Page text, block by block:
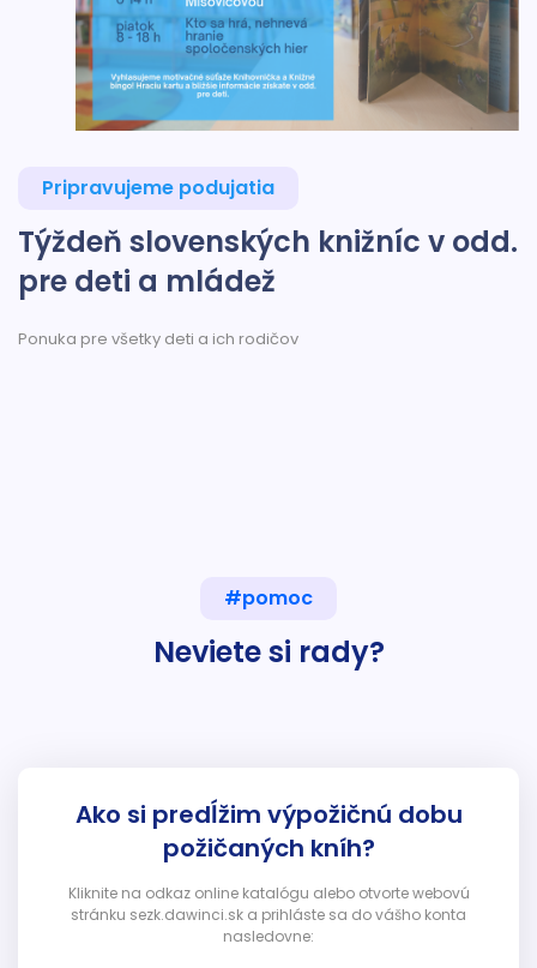
Pripravujeme podujatia
Týždeň slovenských knižníc v odd.
pre deti a mládež
Ponuka pre všetky deti a ich rodičov
#pomoc
Neviete si rady?
Ako si predĺžim výpožičnú dobu
požičaných kníh?
Kliknite na odkaz online katalógu alebo otvorte webovú
stránku sezk.dawinci.sk a prihláste sa do vášho konta
nasledovne: